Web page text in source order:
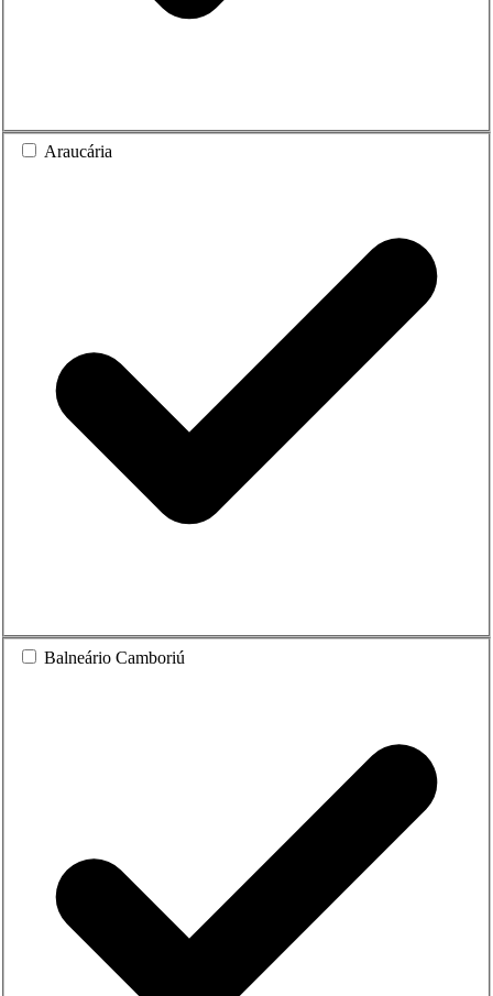
Araucária
Balneário Camboriú